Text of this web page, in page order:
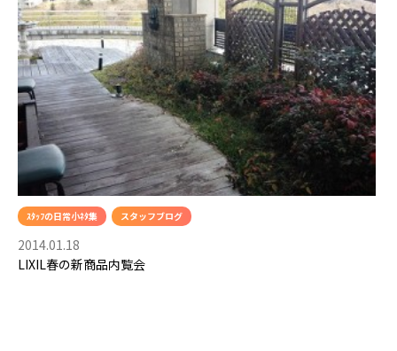
ｽﾀｯﾌの日常小ﾈﾀ集 スタッフブログ
2014.01.18
LIXIL春の新商品内覧会